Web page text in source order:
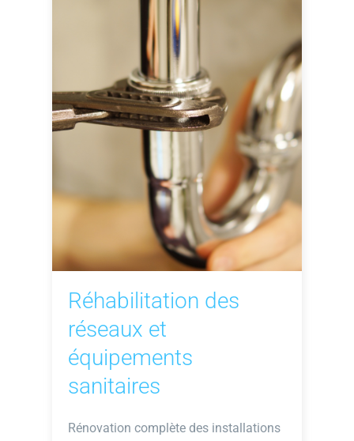
Réhabilitation des
réseaux et
équipements
sanitaires
Rénovation complète des installations